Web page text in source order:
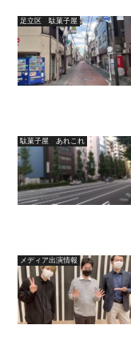
足立区 駄菓子屋
駄菓子屋 あれこれ
メディア出演情報